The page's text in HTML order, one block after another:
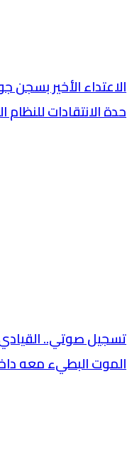
حدة الانتقادات للنظام
تسجيل صوتي..
الموت البطيء معه